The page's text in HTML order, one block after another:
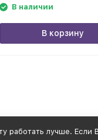
В наличии
В корзину
2001-2026 © Sorelli
работать лучше.